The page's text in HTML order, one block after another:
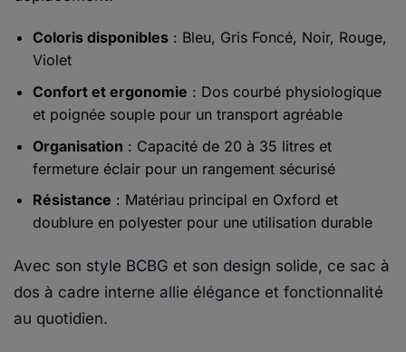
Coloris disponibles: Bleu, Gris Foncé, Noir, Rouge,
Violet
Confort et ergonomie : Dos courbé physiologique
et poignée souple pour un transport agréable
Organisation : Capacité de 20 à 35 litres et
fermeture éclair pour un rangement sécurisé
Résistance : Matériau principal en Oxford et
doublure en polyester pour une utilisation durable
Avec son style BCBG et son design solide, ce sac à
dos à cadre interne allie élégance et fonctionnalité
au quotidien.